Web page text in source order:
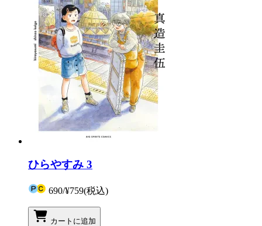
ひらやすみ 3
690/¥759(税込)
カートに追加